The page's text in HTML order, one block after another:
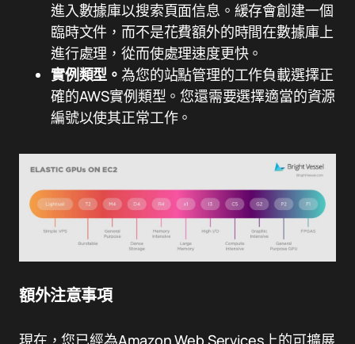
進入數據庫以搜索頁面信息。緩存會創建一個
臨時文件，而不是花費額外的時間在數據庫上
進行處理，從而使處理速度更快。
實例類型。為您的站點管理的工作負載選擇正
確的AWS實例類型。您還需要選擇適當的資源
編號以使其正常工作。
額外注意事項